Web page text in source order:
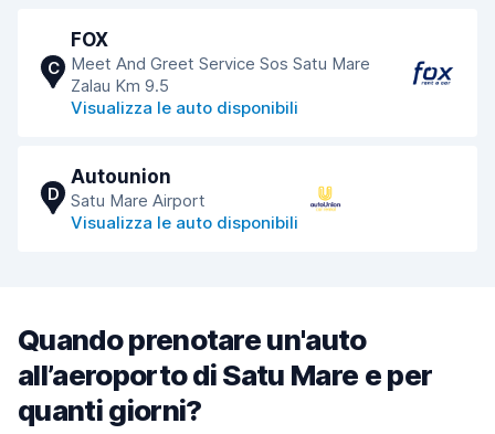
C
FOX
Meet And Greet Service Sos Satu Mare
Zalau Km 9.5
Visualizza le auto disponibili
D
Autounion
Satu Mare Airport
Visualizza le auto disponibili
Quando prenotare un'auto
all’aeroporto di Satu Mare e per
quanti giorni?